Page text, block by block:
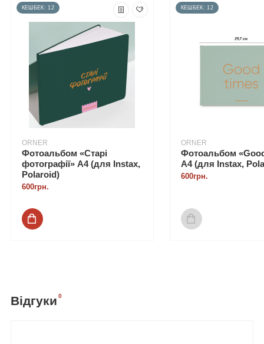
КЕШБЕК: 12
ORNER
Фотоальбом «‎Старі
фотографії» А4 (для Instax,
Polaroid)
600грн.
КЕШБЕК: 12
ORNER
Фотоальбом
А4 (для Instax,
600грн.
Відгуки 0